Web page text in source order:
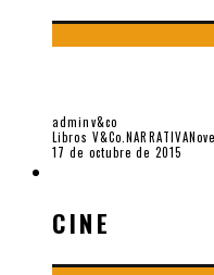
adminv&co
Libros V&Co.NARRATIVA
17 de octubre de 2015
CINE